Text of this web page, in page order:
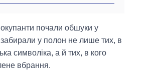
окупанти почали обшуки у
забирали у полон не лише тих, в
символіка, а й тих, в кого
вбрання.